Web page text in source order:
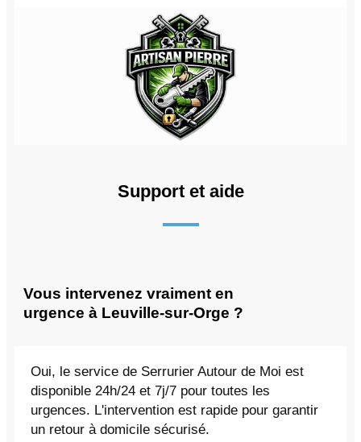
Support et aide
Vous intervenez vraiment en
urgence à Leuville-sur-Orge ?
Oui, le service de Serrurier Autour de Moi est
disponible 24h/24 et 7j/7 pour toutes les
urgences. L'intervention est rapide pour garantir
un retour à domicile sécurisé.